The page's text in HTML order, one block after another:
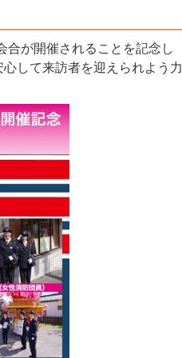
合が開催されることを記念し
して来訪者を迎えられよう力